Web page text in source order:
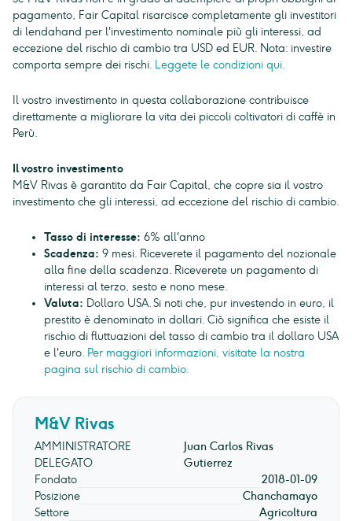
pagamento, Fair Capital risarcisce completamente gli investitori
di lendahand per l'investimento nominale più gli interessi, ad
eccezione del rischio di cambio tra USD ed EUR. Nota: investire
comporta sempre dei rischi. Leggete le condizioni qui.
Il vostro investimento in questa collaborazione contribuisce
direttamente a migliorare la vita dei piccoli coltivatori di caffè in
Perù.
Il vostro investimento
M&V Rivas è garantito da Fair Capital, che copre sia il vostro
investimento che gli interessi, ad eccezione del rischio di cambio.
Tasso di interesse: 6% all'anno
Scadenza: 9 mesi. Riceverete il pagamento del nozionale
alla fine della scadenza. Riceverete un pagamento di
interessi al terzo, sesto e nono mese.
Valuta: Dollaro USA. Si noti che, pur investendo in euro, il
prestito è denominato in dollari. Ciò significa che esiste il
rischio di fluttuazioni del tasso di cambio tra il dollaro USA
e l'euro. Per maggiori informazioni, visitate la nostra
pagina sul rischio di cambio.
M&V Rivas
AMMINISTRATORE
DELEGATO
Juan Carlos Rivas
Gutierrez
Fondato
2018-01-09
Posizione
Chanchamayo
Settore
Agricoltura